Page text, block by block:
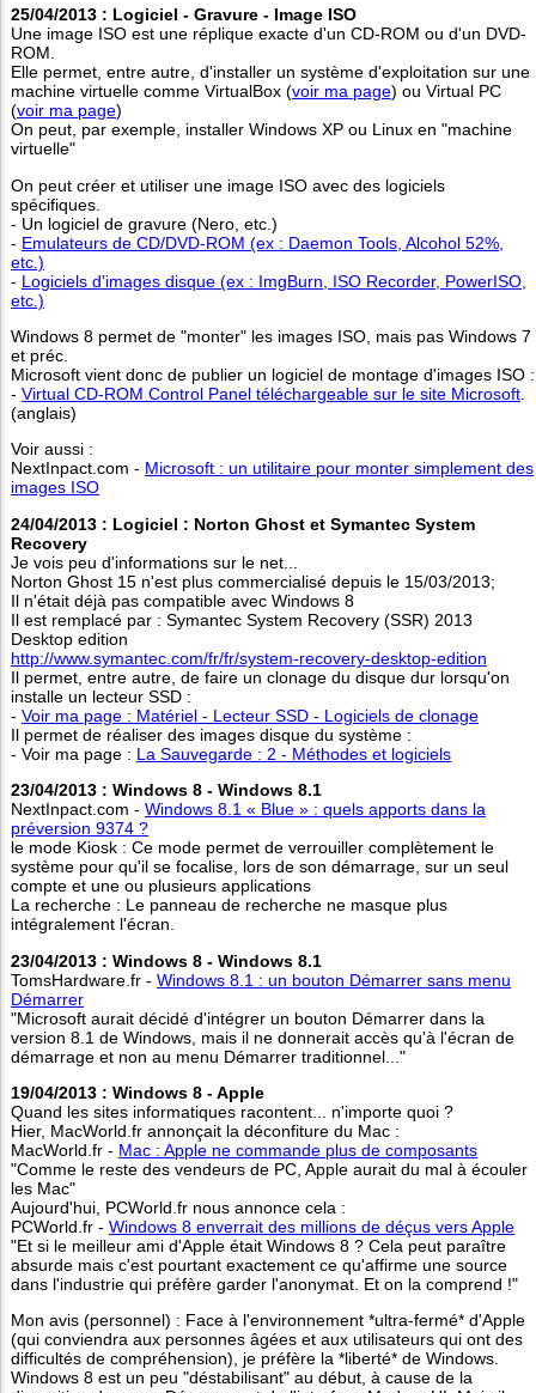
25/04/2013 : Logiciel - Gravure - Image ISO
Une image ISO est une réplique exacte d'un CD-ROM ou d'un DVD-
ROM.
Elle permet, entre autre, d'installer un système d'exploitation sur une
machine virtuelle comme VirtualBox (voir ma page) ou Virtual PC
(voir ma page)
On peut, par exemple, installer Windows XP ou Linux en "machine
virtuelle"
On peut créer et utiliser une image ISO avec des logiciels
spécifiques.
- Un logiciel de gravure (Nero, etc.)
- Emulateurs de CD/DVD-ROM (ex : Daemon Tools, Alcohol 52%,
etc.)
- Logiciels d'images disque (ex : ImgBurn, ISO Recorder, PowerISO,
etc.)
Windows 8 permet de "monter" les images ISO, mais pas Windows 7
et préc.
Microsoft vient donc de publier un logiciel de montage d'images ISO :
- Virtual CD-ROM Control Panel téléchargeable sur le site Microsoft
(anglais)
Voir aussi :
NextInpact.com - Microsoft : un utilitaire pour monter simplement des
images ISO
24/04/2013 : Logiciel : Norton Ghost et Symantec System
Recovery
Je vois peu d'informations sur le net...
Norton Ghost 15 n'est plus commercialisé depuis le 15/03/2013;
Il n'était déjà pas compatible avec Windows 8
Il est remplacé par : Symantec System Recovery (SSR) 2013
Desktop edition
http://www.symantec.com/fr/fr/system-recovery-desktop-edition
Il permet, entre autre, de faire un clonage du disque dur lorsqu'on
installe un lecteur SSD :
- Voir ma page : Matériel - Lecteur SSD - Logiciels de clonage
Il permet de réaliser des images disque du système :
- Voir ma page : La Sauvegarde : 2 - Méthodes et logiciels
23/04/2013 : Windows 8 - Windows 8.1
NextInpact.com - Windows 8.1 « Blue » : quels apports dans la
préversion 9374 ?
le mode Kiosk : Ce mode permet de verrouiller complètement le
système pour qu'il se focalise, lors de son démarrage, sur un seul
compte et une ou plusieurs applications
La recherche : Le panneau de recherche ne masque plus
intégralement l'écran.
23/04/2013 : Windows 8 - Windows 8.1
TomsHardware.fr - Windows 8.1 : un bouton Démarrer sans menu
Démarrer
"Microsoft aurait décidé d'intégrer un bouton Démarrer dans la
version 8.1 de Windows, mais il ne donnerait accès qu'à l'écran de
démarrage et non au menu Démarrer traditionnel..."
19/04/2013 : Windows 8 - Apple
Quand les sites informatiques racontent... n'importe quoi ?
Hier, MacWorld.fr annonçait la déconfiture du Mac :
MacWorld.fr - Mac : Apple ne commande plus de composants
"Comme le reste des vendeurs de PC, Apple aurait du mal à écouler
les Mac"
Aujourd'hui, PCWorld.fr nous annonce cela :
PCWorld.fr - Windows 8 enverrait des millions de déçus vers Apple
"Et si le meilleur ami d'Apple était Windows 8 ? Cela peut paraître
absurde mais c'est pourtant exactement ce qu'affirme une source
dans l'industrie qui préfère garder l'anonymat. Et on la comprend !"
Mon avis (personnel) : Face à l'environnement *ultra-fermé* d'Apple
(qui conviendra aux personnes âgées et aux utilisateurs qui ont des
difficultés de compréhension), je préfère la *liberté* de Windows.
Windows 8 est un peu "déstabilisant" au début, à cause de la